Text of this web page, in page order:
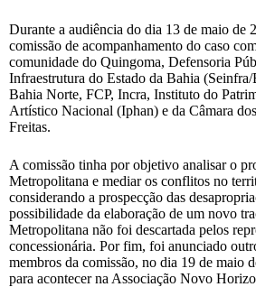
Durante a audiência do dia 13 de maio de
comissão de acompanhamento do caso
comunidade do Quingoma, Defensoria
Infraestrutura do Estado da Bahia
Bahia Norte, FCP, Incra, Instituto do
Artístico Nacional (Iphan) e da Câmara
Freitas.
A comissão tinha por objetivo analisar o
Metropolitana e mediar os conflitos no
considerando a prospecção das
possibilidade da elaboração de um novo
Metropolitana não foi descartada pelos
concessionária. Por fim, foi anunciado
membros da comissão, no dia 19 de maio
para acontecer na Associação Novo